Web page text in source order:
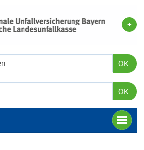
OK
OK